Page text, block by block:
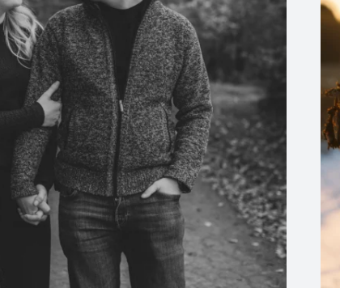
Warum ein Paarshooting mehr ist als
nur schöne Fotos